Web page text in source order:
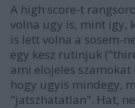
A high score-t
volna ugy is, mint igy,
is lett volna a sosem-
egy kesz rutinjuk
ami elojeles szamokat
hogy ugyis mindegy,
"jatszhatatlan". Hat,